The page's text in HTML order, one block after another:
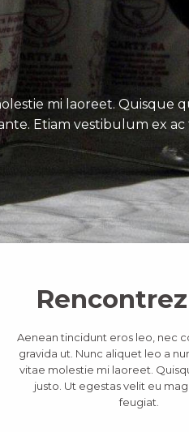
mi laoreet. Quisque
Etiam vestibulum ex ac
Aenean tincidunt eros leo, nec
gravida ut. Nunc aliquet leo a
vitae molestie mi laoreet.
justo. Ut egestas velit eu
feugiat.